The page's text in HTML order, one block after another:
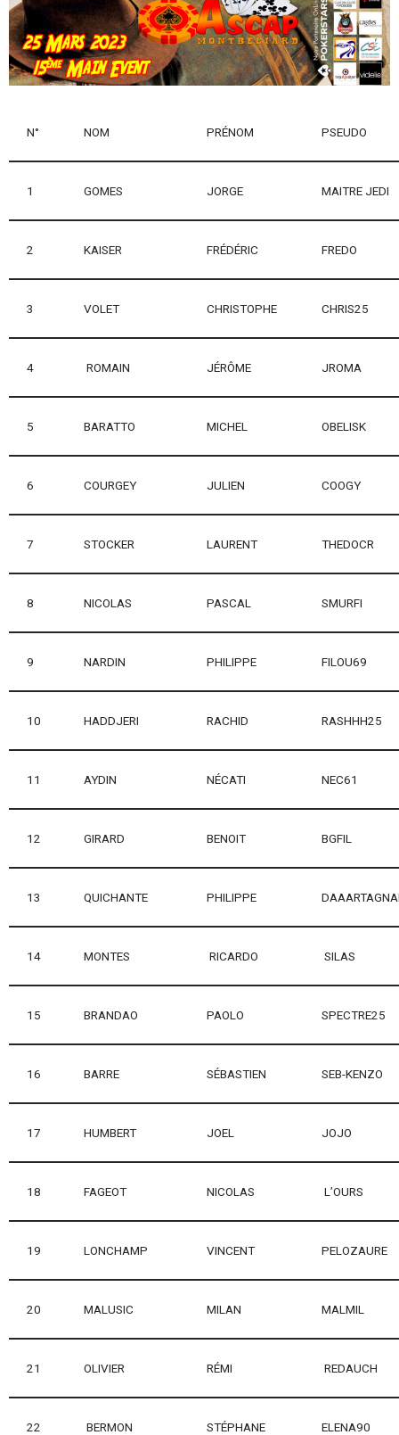
N° NOM PRÉNOM PSEUDO
1 GOMES JORGE MAITRE JEDI
2 KAISER FRÉDÉRIC FREDO
3 VOLET CHRISTOPHE CHRIS25
4 ROMAIN JÉRÔME JROMA
5 BARATTO MICHEL OBELISK
6 COURGEY JULIEN COOGY
7 STOCKER LAURENT THEDOCR
8 NICOLAS PASCAL SMURFI
9 NARDIN PHILIPPE FILOU69
10 HADDJERI RACHID RASHHH25
11 AYDIN NÉCATI NEC61
12 GIRARD BENOIT BGFIL
13 QUICHANTE PHILIPPE
14 MONTES RICARDO SILAS
15 BRANDAO PAOLO SPECTRE25
16 BARRE SÉBASTIEN SEB-KENZO
17 HUMBERT JOEL JOJO
18 FAGEOT NICOLAS L’OURS
19 LONCHAMP VINCENT PELOZAURE
20 MALUSIC MILAN MALMIL
21 OLIVIER RÉMI REDAUCH
22 BERMON STÉPHANE ELENA90